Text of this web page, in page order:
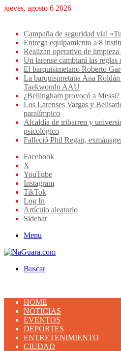
jueves, agosto 6 2026
Campaña de seguridad vial
Entrega equipamiento a 8
Realizan operativo de limpieza
Un larense cambiará las
El barquisimetano Roberto
La barquisimetana Ana
Taekwondo AAU
¿Bellingham provocó a Messi?
Los Larenses Vargas y
paralímpico
Alcaldía de iribarren y
psicológico
Falleció Phil Regan,
Facebook
X
YouTube
Instagram
TikTok
Log In
Artículo aleatorio
Sidebar
Menu
Buscar
HOME
NOTICIAS
EVENTOS
DEPORTES
ENTRETENIMIENTO
CIUDAD